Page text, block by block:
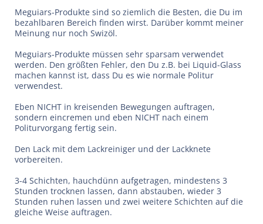
Meguiars-Produkte sind so ziemlich die Besten, die Du im
bezahlbaren Bereich finden wirst. Darüber kommt meiner
Meinung nur noch Swizöl.
Meguiars-Produkte müssen sehr sparsam verwendet
werden. Den größten Fehler, den Du z.B. bei Liquid-Glass
machen kannst ist, dass Du es wie normale Politur
verwendest.
Eben NICHT in kreisenden Bewegungen auftragen,
sondern eincremen und eben NICHT nach einem
Politurvorgang fertig sein.
Den Lack mit dem Lackreiniger und der Lackknete
vorbereiten.
3-4 Schichten, hauchdünn aufgetragen, mindestens 3
Stunden trocknen lassen, dann abstauben, wieder 3
Stunden ruhen lassen und zwei weitere Schichten auf die
gleiche Weise auftragen.